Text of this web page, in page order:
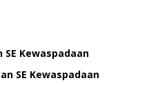
Kewaspadaan
SE Kewaspadaan